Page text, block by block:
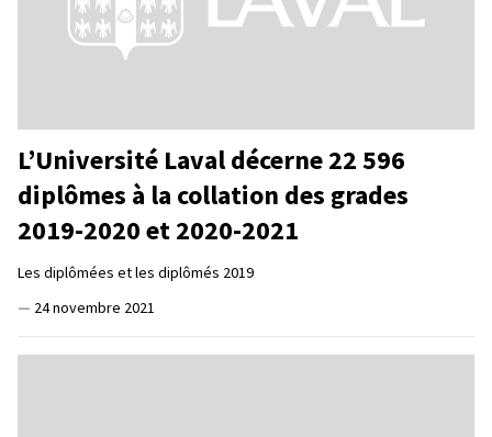
L’Université Laval décerne 22 596
diplômes à la collation des grades
2019-2020 et 2020-2021
Les diplômées et les diplômés 2019
— 24 novembre 2021